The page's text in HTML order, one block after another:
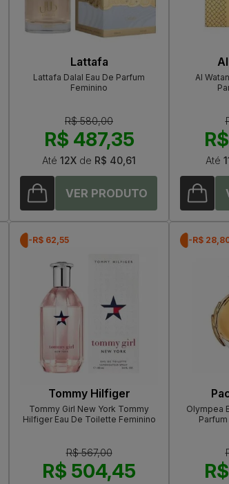
Lattafa
Lattafa Dalal Eau De Parfum
Feminino
R$ 580,00
R$ 487,35
Até 12X de R$ 40,61
Al
Até
-R$ 62,55
Tommy Hilfiger
Tommy Girl New York Tommy
Hilfiger Eau De Toilette Feminino
R$ 567,00
R$ 504,45
-R$
Olympea